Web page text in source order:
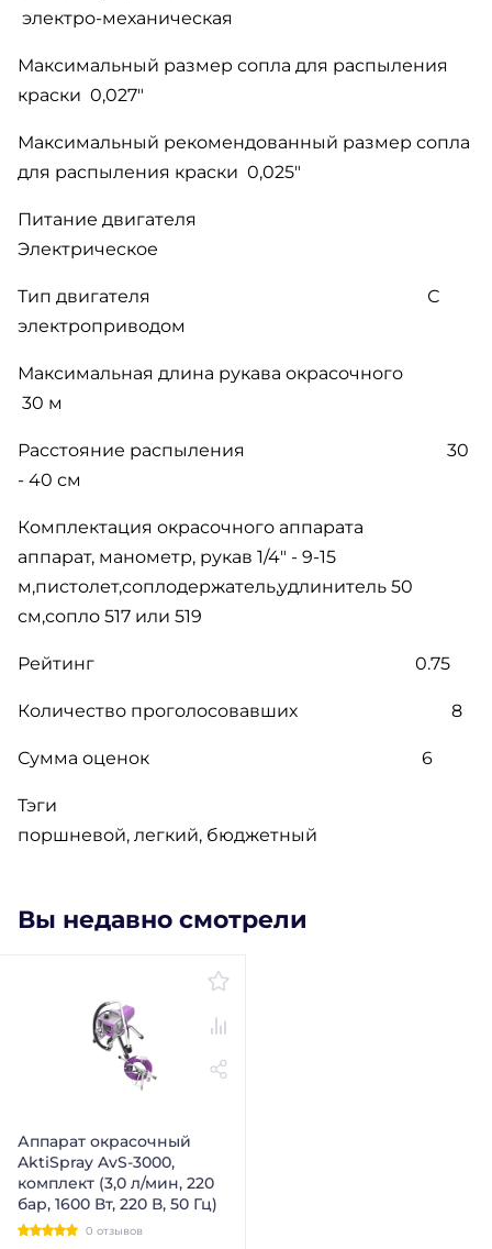
электро-механическая
Максимальный размер сопла для распыления
краски 0,027"
Максимальный рекомендованный размер сопла
для распыления краски 0,025"
Питание двигателя
Электрическое
Тип двигателя С
электроприводом
Максимальная длина рукава окрасочного
30 м
Расстояние распыления 30
- 40 см
Комплектация окрасочного аппарата
аппарат, манометр, рукав 1/4" - 9-15
м,пистолет,соплодержатель,удлинитель 50
см,сопло 517 или 519
Рейтинг 0.75
Количество проголосовавших 8
Сумма оценок 6
Тэги
поршневой, легкий, бюджетный
Вы недавно смотрели
Аппарат окрасочный
AktiSpray AvS-3000,
комплект (3,0 л/мин, 220
бар, 1600 Вт, 220 В, 50 Гц)
0 отзывов